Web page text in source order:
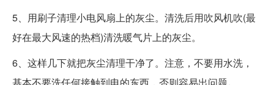
5、用刷子清理小电风扇上的灰尘。清洗后用吹风机吹(最
好在最大风速的热档)清洗暖气片上的灰尘。
6、这样几下就把灰尘清理干净了。注意，不要用水洗，